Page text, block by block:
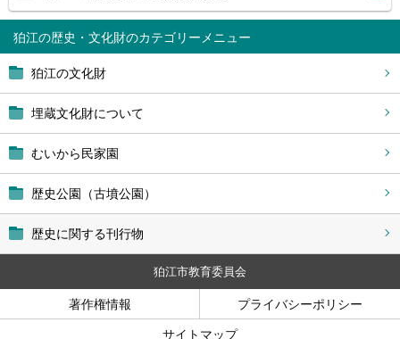
狛江の歴史・文化財
狛江の文化財
埋蔵文化財について
むいから民家園
歴史公園（古墳公園）
歴史に関する刊行物
狛江市教育委員会
著作権情報 プライバシーポリシー
サイトマップ